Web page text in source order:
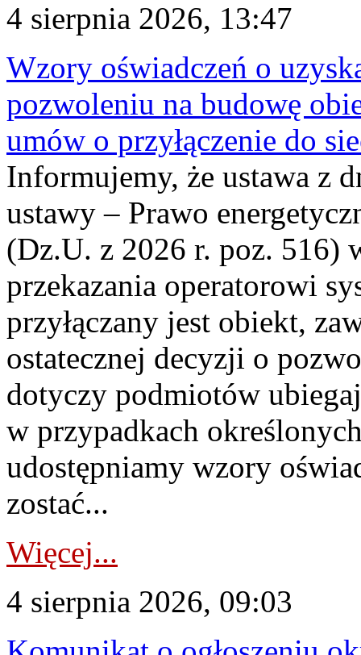
4 sierpnia 2026, 13:47
Wzory oświadczeń o
pozwoleniu na budowę
umów o przyłączenie do
Informujemy, że ustawa z
ustawy – Prawo
(Dz.U. z 2026 r. poz. 516)
przekazania operatorowi
przyłączany jest obiekt,
ostatecznej decyzji o
dotyczy podmiotów
w przypadkach
udostępniamy wzory
zostać...
Więcej...
4 sierpnia 2026, 09:03